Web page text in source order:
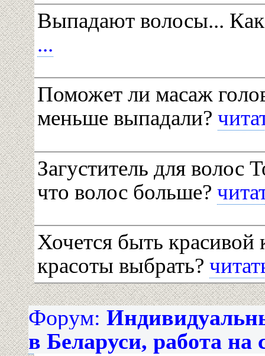
Выпадают волосы...
...
Поможет ли масаж
меньше выпадали?
Загуститель для волос
что волос больше?
Хочется быть красивой
красоты выбрать?
Форум:
в Беларуси, работа на